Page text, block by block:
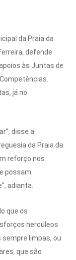
da Praia da
defende
às Juntas de
já no
disse a
da Praia da
reforço nos
possam
adianta.
que os
hercúleos
limpas, ou
que são